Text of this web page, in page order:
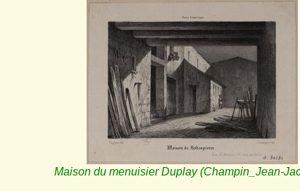
Maison du menuisier Duplay (Champin_Jean-